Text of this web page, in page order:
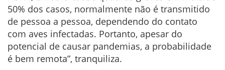
50% dos casos, normalmente não é transmitido
de pessoa a pessoa, dependendo do contato
com aves infectadas. Portanto, apesar do
potencial de causar pandemias, a probabilidade
é bem remota”, tranquiliza.